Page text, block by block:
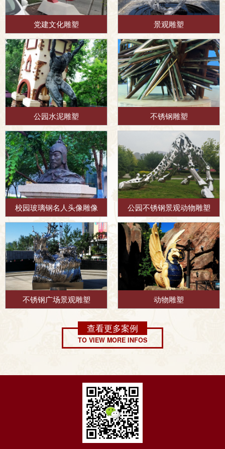
党建文化雕塑 景观雕塑
公园水泥雕塑 不锈钢雕塑
校园玻璃钢名人头像雕像 公园不锈钢景观动物雕塑
不锈钢广场景观雕塑 动物雕塑
查看更多案例
TO VIEW MORE INFOS